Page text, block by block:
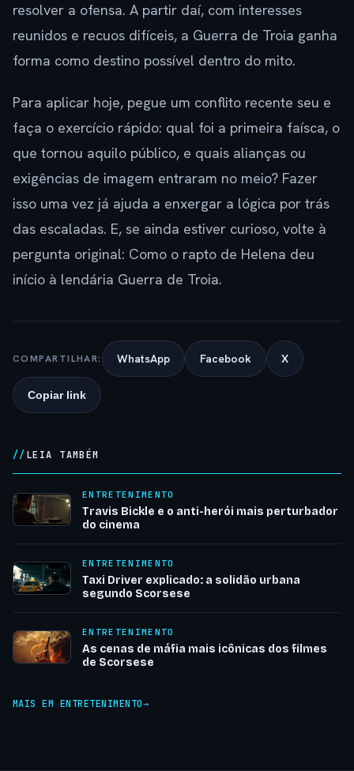
resolver a ofensa. A partir daí, com interesses
reunidos e recuos difíceis, a Guerra de Troia ganha
forma como destino possível dentro do mito.
Para aplicar hoje, pegue um conflito recente seu e
faça o exercício rápido: qual foi a primeira faísca, o
que tornou aquilo público, e quais alianças ou
exigências de imagem entraram no meio? Fazer
isso uma vez já ajuda a enxergar a lógica por trás
das escaladas. E, se ainda estiver curioso, volte à
pergunta original: Como o rapto de Helena deu
início à lendária Guerra de Troia.
COMPARTILHAR: WhatsApp Facebook X
Copiar link
LEIA TAMBÉM
ENTRETENIMENTO
Travis Bickle e o anti-herói mais perturbador
do cinema
ENTRETENIMENTO
Taxi Driver explicado: a solidão urbana
segundo Scorsese
ENTRETENIMENTO
As cenas de máfia mais icônicas dos filmes
de Scorsese
MAIS EM ENTRETENIMENTO